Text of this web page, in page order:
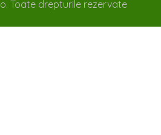
Toate drepturile rezervate